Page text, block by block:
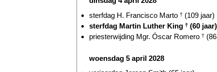
sterfdag H. Francisco Marto † (109 jaar)
sterfdag Martin Luther King † (60 jaar)
priesterwijding Mgr. Óscar Romero †
woensdag 5 april 2028